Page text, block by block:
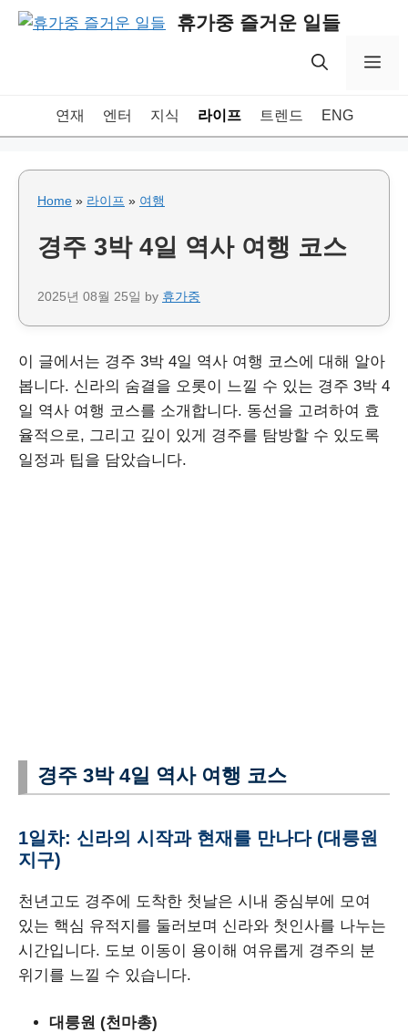
Skip
휴가중 즐거운 일들
연재 엔터 지식 라이프 트렌드 ENG
Home » 라이프 » 여행
경주 3박 4일 역사 여행 코스
2025년 08월 25일 by 휴가중
이 글에서는 경주 3박 4일 역사 여행 코스에 대해 알아
봅니다. 신라의 숨결을 오롯이 느낄 수 있는 경주 3박 4
일 역사 여행 코스를 소개합니다. 동선을 고려하여 효
율적으로, 그리고 깊이 있게 경주를 탐방할 수 있도록
일정과 팁을 담았습니다.
경주 3박 4일 역사 여행 코스
1일차: 신라의 시작과 현재를 만나다 (대릉원
지구)
천년고도 경주에 도착한 첫날은 시내 중심부에 모여
있는 핵심 유적지를 둘러보며 신라와 첫인사를 나누는
시간입니다. 도보 이동이 용이해 여유롭게 경주의 분
위기를 느낄 수 있습니다.
대릉원 (천마총)